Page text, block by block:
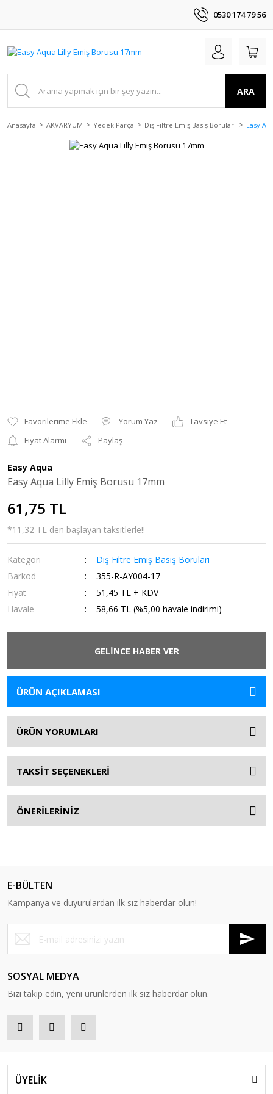
0530 174 79 56
ARA
Anasayfa AKVARYUM Yedek Parça Dış Filtre Emiş Basış Boruları Easy
Yorum Yaz
Tavsiye Et
Fiyat Alarmı
Paylaş
Easy Aqua
Easy Aqua Lilly Emiş Borusu 17mm
61,75 TL
*11,32 TL den başlayan taksitlerle!!
Kategori
Dış Filtre Emiş Basış Boruları
Barkod
355-R-AY004-17
Fiyat
51,45 TL + KDV
Havale
58,66 TL (%5,00 havale indirimi)
GELİNCE HABER VER
ÜRÜN AÇIKLAMASI
ÜRÜN YORUMLARI
TAKSİT SEÇENEKLERİ
ÖNERİLERİNİZ
E-BÜLTEN
Kampanya ve duyurulardan ilk siz haberdar olun!
SOSYAL MEDYA
Bizi takip edin, yeni ürünlerden ilk siz haberdar olun.
ÜYELİK